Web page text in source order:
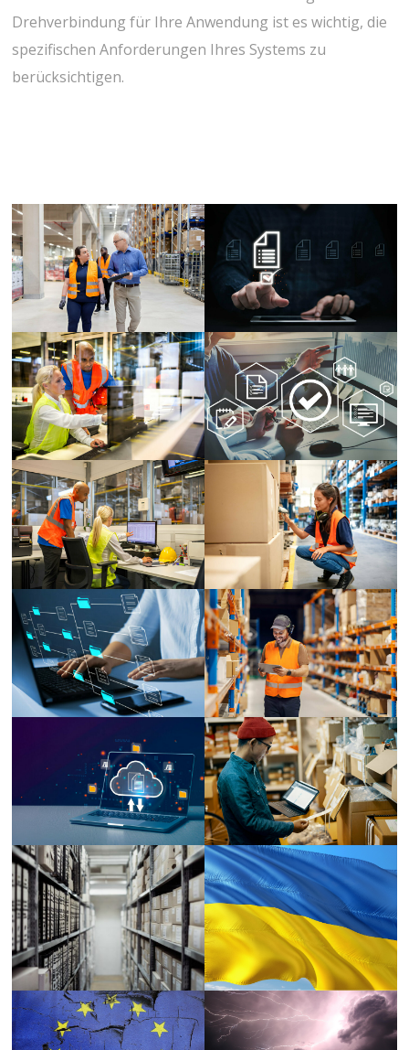
Drehverbindung für Ihre Anwendung ist es wichtig, die
spezifischen Anforderungen Ihres Systems zu
berücksichtigen.